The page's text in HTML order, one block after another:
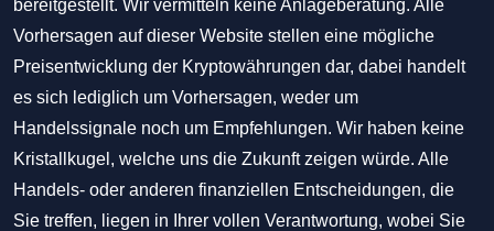
bereitgestellt. Wir vermitteln keine Anlageberatung. Alle
Vorhersagen auf dieser Website stellen eine mögliche
Preisentwicklung der Kryptowährungen dar, dabei handelt
es sich lediglich um Vorhersagen, weder um
Handelssignale noch um Empfehlungen. Wir haben keine
Kristallkugel, welche uns die Zukunft zeigen würde. Alle
Handels- oder anderen finanziellen Entscheidungen, die
Sie treffen, liegen in Ihrer vollen Verantwortung, wobei Sie